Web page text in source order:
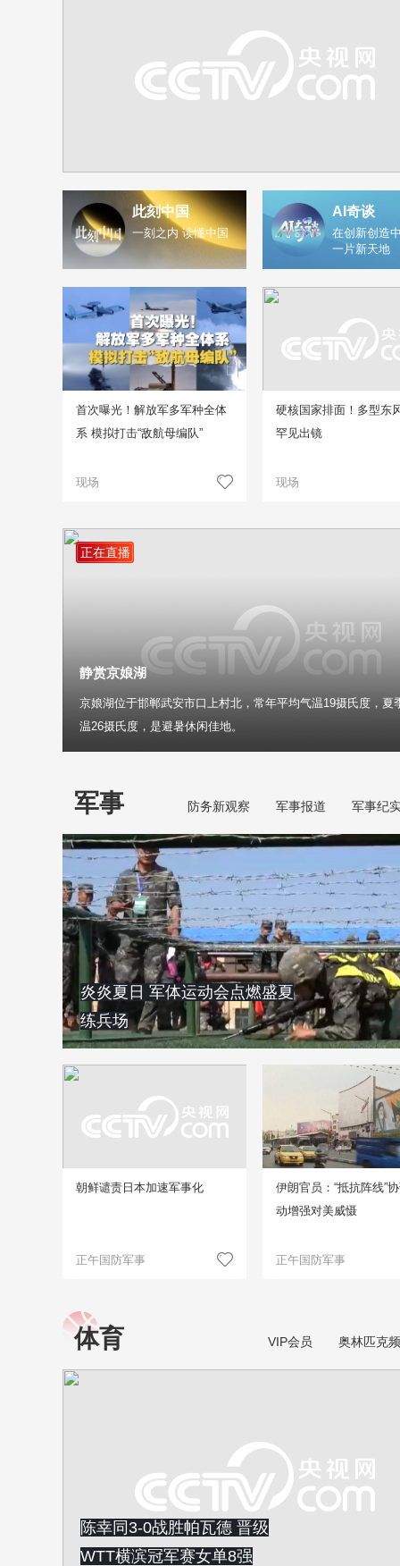
此刻中国
一刻之内 读懂中国
AI奇谈
在创新创造
一片新天地
首次曝光！解放军多军种全体
系 模拟打击“敌航母编队”
现场
硬核国家排面！多型东
罕见出镜
现场
正在直播
静赏京娘湖
京娘湖位于邯郸武安市口上村北，常年平均气温19摄氏度，夏
温26摄氏度，是避暑休闲佳地。
军事 防务新观察 军事报道 军事纪
炎炎夏日 军体运动会点燃盛夏
练兵场
朝鲜谴责日本加速军事化
正午国防军事
伊朗官员：“抵抗阵线”
动增强对美威慑
正午国防军事
体育 VIP会员 奥林匹克
陈幸同3-0战胜帕瓦德 晋级
WTT横滨冠军赛女单8强